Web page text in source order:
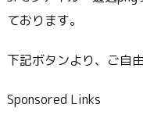
ております。
下記ボタンより、ご自
Sponsored Links